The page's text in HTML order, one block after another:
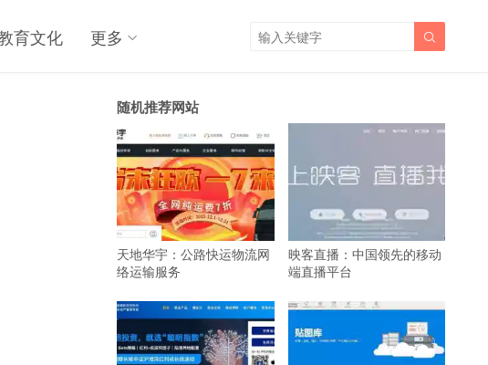
育文化 更多 
随机推荐网站
天地华宇：公路快运物流网
络运输服务
映客直播：中国领先的移动
端直播平台